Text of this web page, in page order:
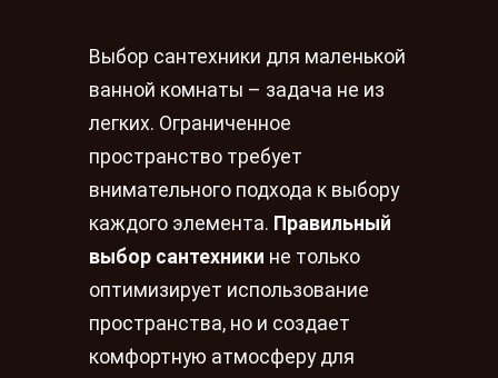
Выбор сантехники для маленькой
ванной комнаты – задача не из
легких. Ограниченное
пространство требует
внимательного подхода к выбору
каждого элемента. Правильный
выбор сантехники не только
оптимизирует использование
пространства, но и создает
комфортную атмосферу для